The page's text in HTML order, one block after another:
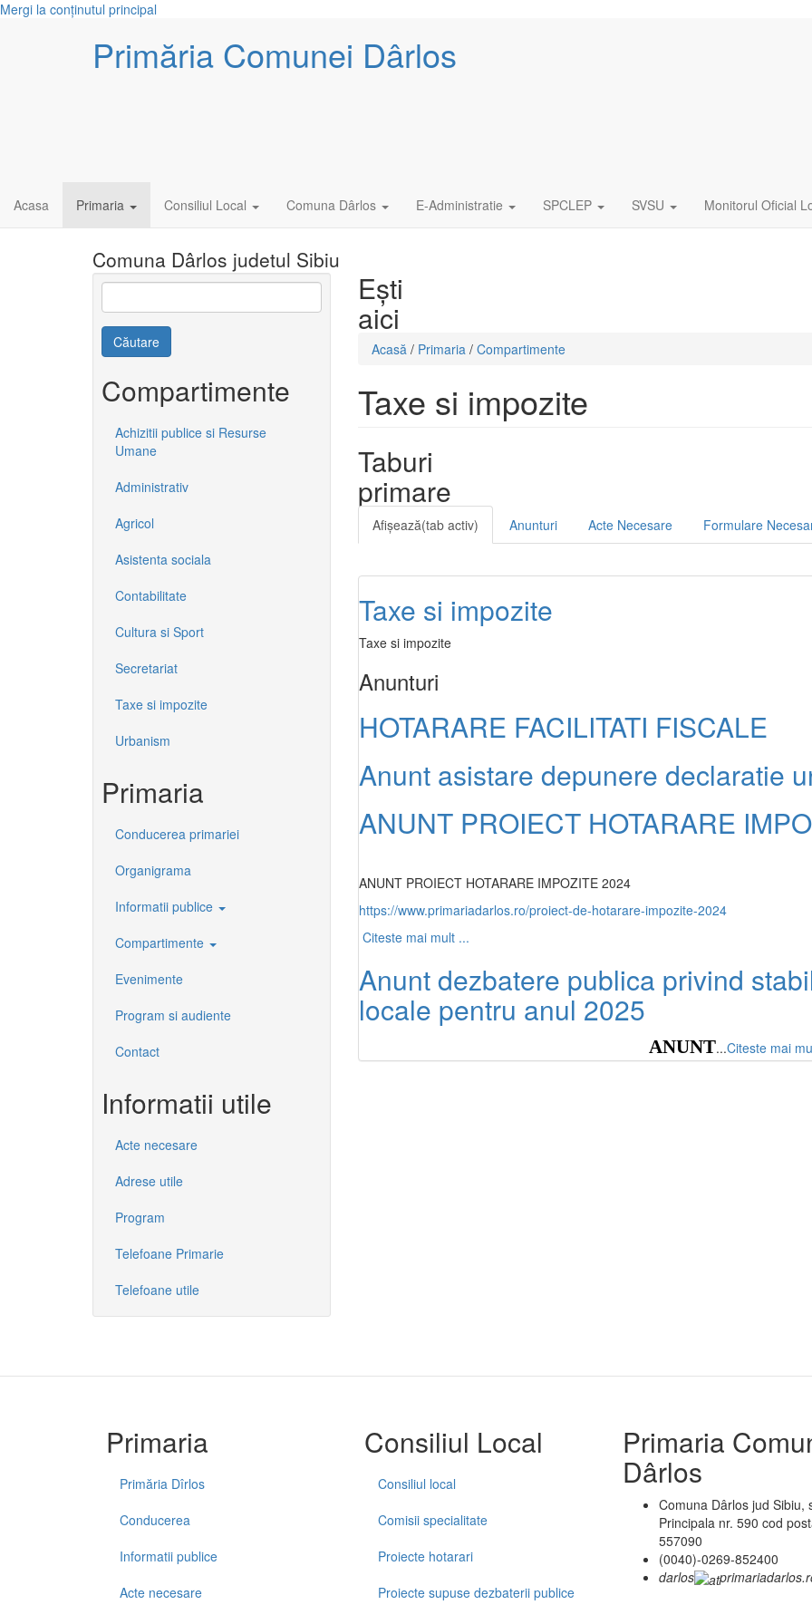
Mergi la conţinutul principal
Primăria Comunei Dârlos
Acasa Primaria Consiliul Local Comuna Dârlos E-Administratie SPCLEP SVSU Monitorul Oficial
Comuna Dârlos judetul Sibiu
Eşti
aici
Acasă / Primaria / Compartimente
Taxe si impozite
Taburi
primare
Afişează(tab activ) Anunturi Acte Necesare Formulare
Taxe si impozite
Taxe si impozite
Anunturi
HOTARARE FACILITATI FISCALE
Anunt asistare depunere declaratie
ANUNT PROIECT HOTARARE
ANUNT PROIECT HOTARARE IMPOZITE 2024
https://www.primariadarlos.ro/proiect-de-hotarare-impozite-2024
Citeste mai mult ...
Anunt dezbatere publica privind
locale pentru anul 2025
ANUNT...Citeste mai
Căutare
Compartimente
Achizitii publice si Resurse
Umane
Administrativ
Agricol
Asistenta sociala
Contabilitate
Cultura si Sport
Secretariat
Taxe si impozite
Urbanism
Primaria
Conducerea primariei
Organigrama
Informatii publice
Compartimente
Evenimente
Program si audiente
Contact
Informatii utile
Acte necesare
Adrese utile
Program
Telefoane Primarie
Telefoane utile
Primaria
Primăria Dîrlos
Conducerea
Informatii publice
Acte necesare
Consiliul Local
Consiliul local
Comisii specialitate
Proiecte hotarari
Proiecte supuse dezbaterii publice
Primaria
Dârlos
Comuna Dârlos jud Sibiu,
Principala nr. 590 cod
557090
(0040)-0269-852400
darlos